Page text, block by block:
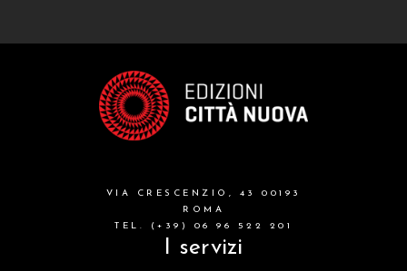
VIA CRESCENZIO, 43 00193
ROMA
TEL. (+39) 06 96 522 201
I servizi